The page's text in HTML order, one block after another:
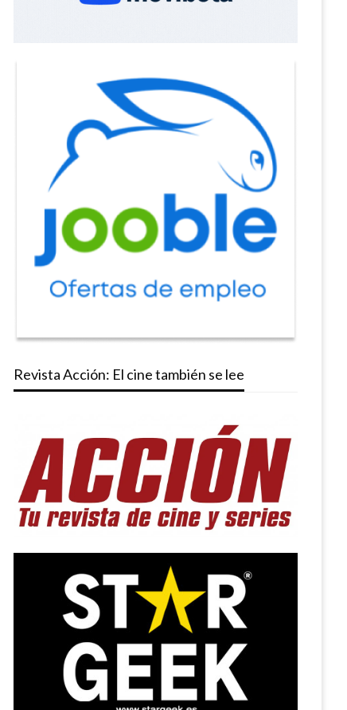
Revista Acción: El cine también se lee